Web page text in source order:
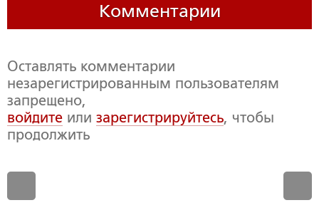
Комментарии
Оставлять комментарии
незарегистрированным пользователям
запрещено,
войдите или зарегистрируйтесь, чтобы
продолжить